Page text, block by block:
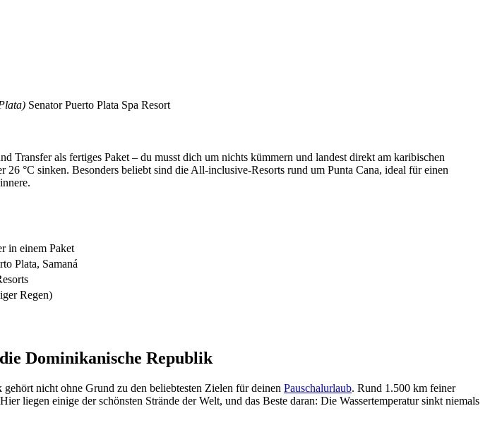
Senator Puerto Plata Spa Resort
als fertiges Paket – du musst dich um nichts kümmern und landest direkt am karibischen
°C sinken. Besonders beliebt sind die All-inclusive-Resorts rund um Punta Cana, ideal für einen
in einem Paket
Plata, Samaná
Regen)
Dominikanische Republik
nicht ohne Grund zu den beliebtesten Zielen für deinen Pauschalurlaub. Rund 1.500 km feiner
liegen einige der schönsten Strände der Welt, und das Beste daran: Die Wassertemperatur sinkt niemals